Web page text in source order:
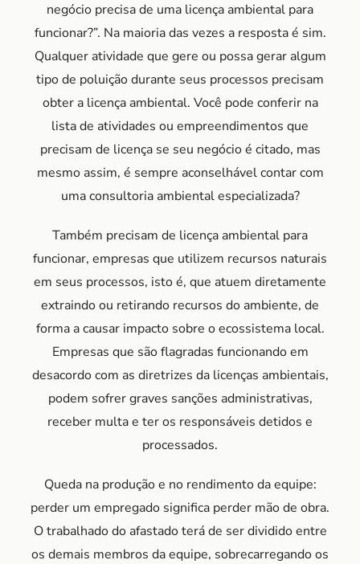
negócio precisa de uma licença ambiental para
funcionar?”. Na maioria das vezes a resposta é sim.
Qualquer atividade que gere ou possa gerar algum
tipo de poluição durante seus processos precisam
obter a licença ambiental. Você pode conferir na
lista de atividades ou empreendimentos que
precisam de licença se seu negócio é citado, mas
mesmo assim, é sempre aconselhável contar com
uma consultoria ambiental especializada?
Também precisam de licença ambiental para
funcionar, empresas que utilizem recursos naturais
em seus processos, isto é, que atuem diretamente
extraindo ou retirando recursos do ambiente, de
forma a causar impacto sobre o ecossistema local.
Empresas que são flagradas funcionando em
desacordo com as diretrizes da licenças ambientais,
podem sofrer graves sanções administrativas,
receber multa e ter os responsáveis detidos e
processados.
Queda na produção e no rendimento da equipe:
perder um empregado significa perder mão de obra.
O trabalhado do afastado terá de ser dividido entre
os demais membros da equipe, sobrecarregando os